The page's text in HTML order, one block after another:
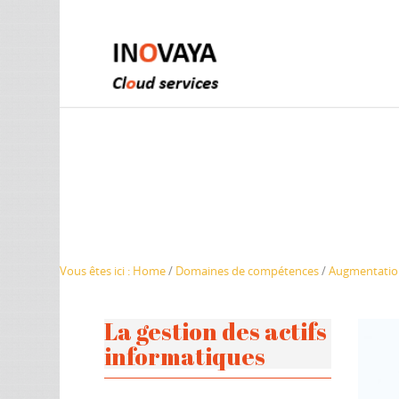
Vous êtes ici : Home/ Domaines de compétences/
La gestion des actifs
informatiques